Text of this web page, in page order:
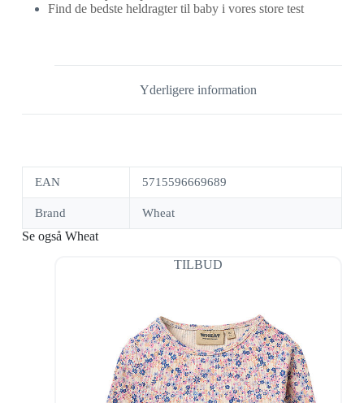
Find de bedste heldragter til baby i vores store test
Yderligere information
EAN 5715596669689
Brand Wheat
Se også Wheat
TILBUD